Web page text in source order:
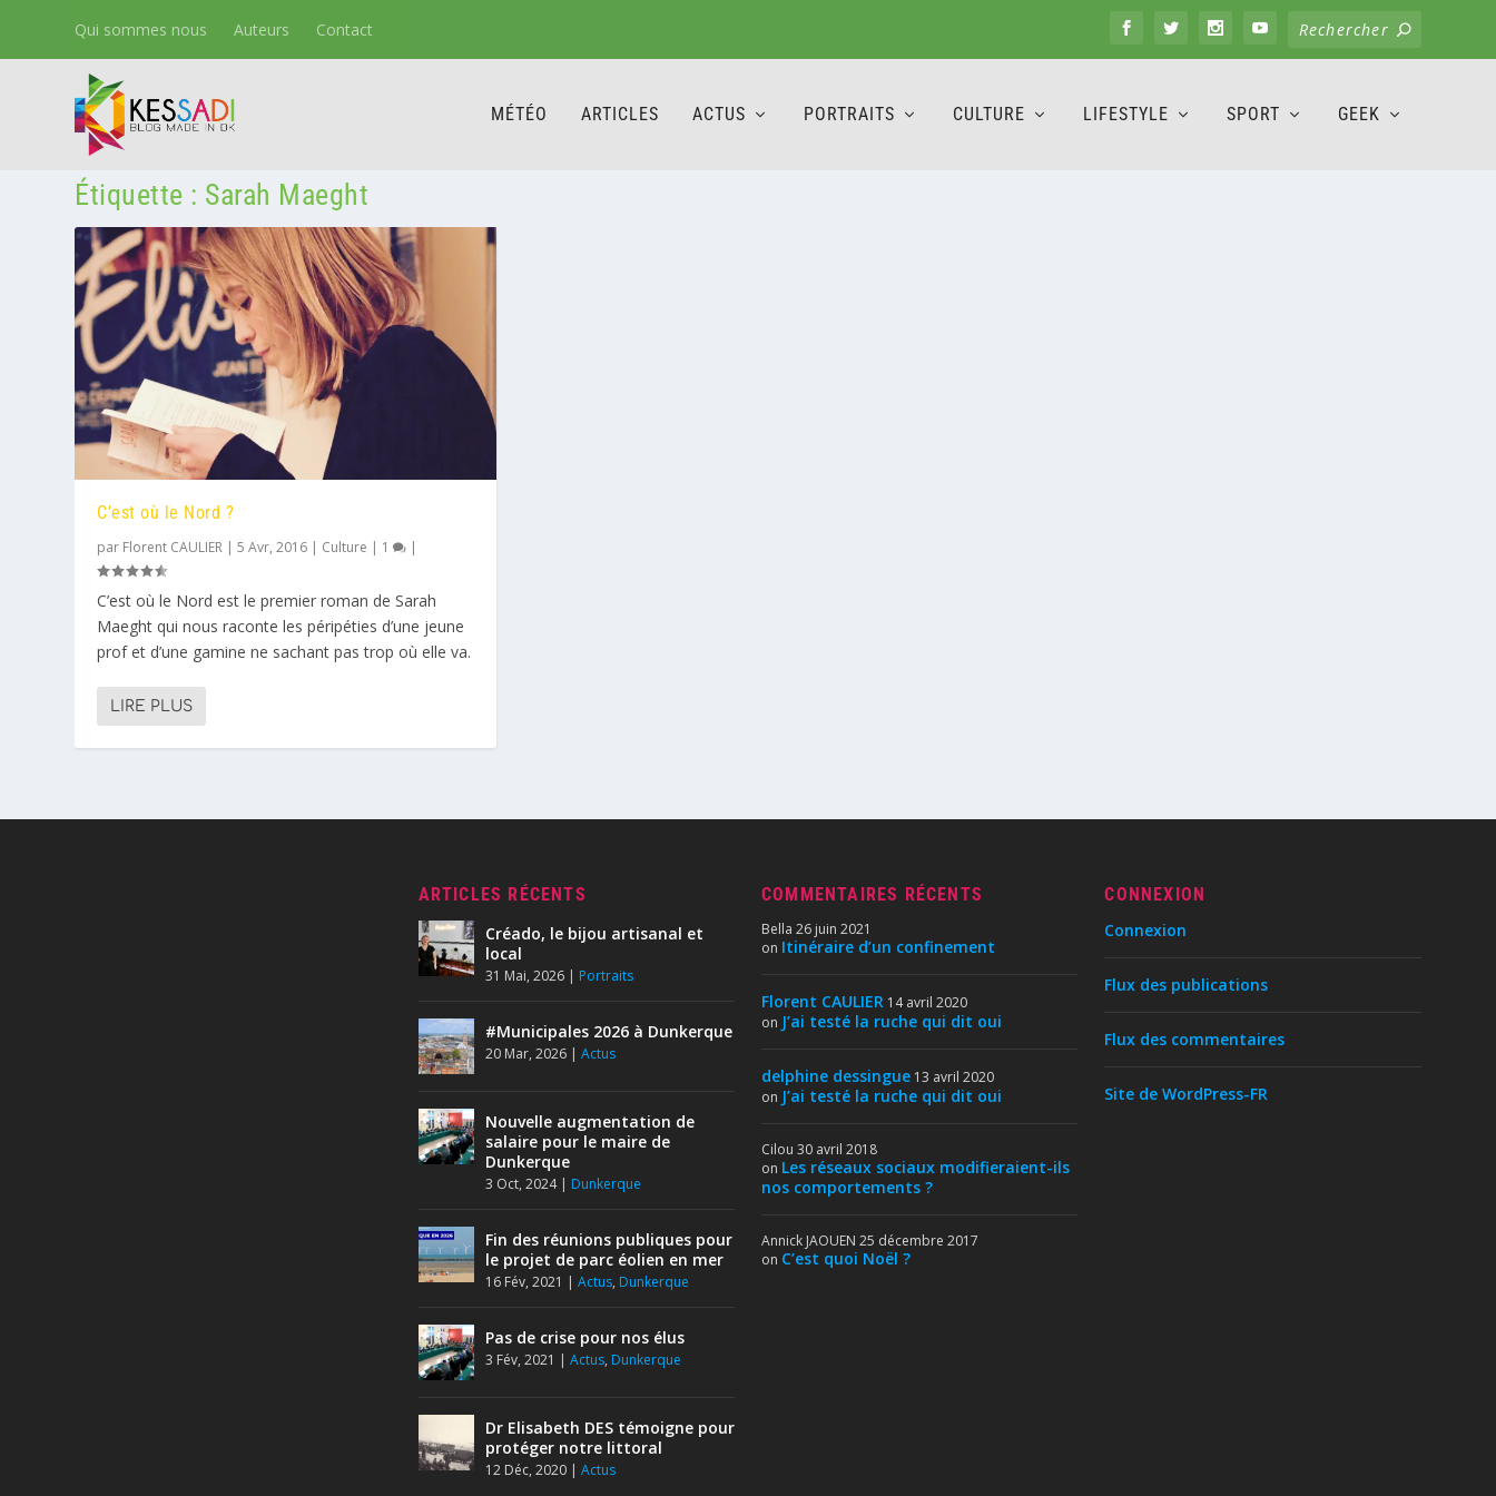
Qui sommes nous Auteurs Contact
MÉTÉO ARTICLES ACTUS PORTRAITS CULTURE LIFESTYLE SPORT GEEK
Étiquette : Sarah Maeght
C’est où le Nord ?
par Florent CAULIER |5 Avr, 2016 | Culture | 1 |
C’est où le Nord est le premier roman de Sarah
Maeght qui nous raconte les péripéties d’une jeune
prof et d’une gamine ne sachant pas trop où elle va.
LIRE PLUS
ARTICLES RÉCENTS
Créado, le bijou artisanal et
local
31 Mai, 2026| Portraits
#Municipales 2026 à Dunkerque
20 Mar, 2026| Actus
Nouvelle augmentation de
salaire pour le maire de
Dunkerque
3 Oct, 2024| Dunkerque
Fin des réunions publiques pour
le projet de parc éolien en mer
16 Fév, 2021 | Actus, Dunkerque
Pas de crise pour nos élus
3 Fév, 2021 | Actus, Dunkerque
Dr Elisabeth DES témoigne pour
protéger notre littoral
12 Déc, 2020| Actus
COMMENTAIRES RÉCENTS
Bella 26 juin 2021
on Itinéraire d’un confinement
Florent CAULIER 14 avril 2020
on J’ai testé la ruche qui dit oui
delphine dessingue 13 avril 2020
on J’ai testé la ruche qui dit oui
Cilou 30 avril 2018
on Les réseaux sociaux modifieraient-ils
nos comportements ?
Annick JAOUEN 25 décembre 2017
on C’est quoi Noël ?
CONNEXION
Connexion
Flux des publications
Flux des commentaires
Site de WordPress-FR